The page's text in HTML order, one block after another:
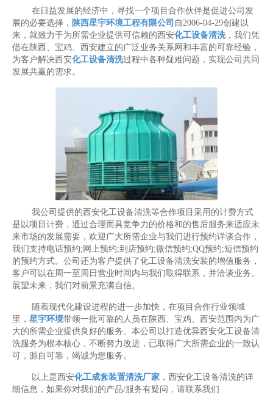
在日益发展的经济中，寻找一个项目合作伙伴是促进公司发
展的必要选择， 陕西星宇环境工程有限公司 自2006-04-29创建以
来，就致力于为所需企业提供可信赖的西安化工设备清洗，我们凭
借在陕西、宝鸡、西安建立的广泛业务关系网和丰富的可靠经验，
为客户解决西安化工设备清洗过程中各种疑难问题，实现公司共同
发展共赢的需求。
我公司提供的西安化工设备清洗等合作项目采用的计费方式
是以项目计费，通过合理而具竞争力的价格和的售后服务来适应未
来市场的发展需要，欢迎广大所需企业与我们进行预约详谈合作，
我们支持电话预约;网上预约;到店预约;微信预约;QQ预约;短信预约
的预约方式。公司还为客户提供了化工设备清洗安装的增值服务，
客户可以在周一至周日营业时间内与我们取得联系，并洽谈业务。
展望未来，我们对前景充满自信。
随着现代化建设进程的进一步加快，在项目合作行业领域
里， 星宇环境带领一批可靠的人员在陕西、宝鸡、西安范围内为广
大的所需企业提供良好的服务。本公司以打造优异西安化工设备清
洗服务为根本核心，不断努力改进，已取得广大所需企业的一致认
可，源自可靠，竭诚为您服务。
以上是西安化工成套装置清洗厂家，西安化工设备清洗的详
细信息，如果你对我们的产品/服务有疑问，请联系我们